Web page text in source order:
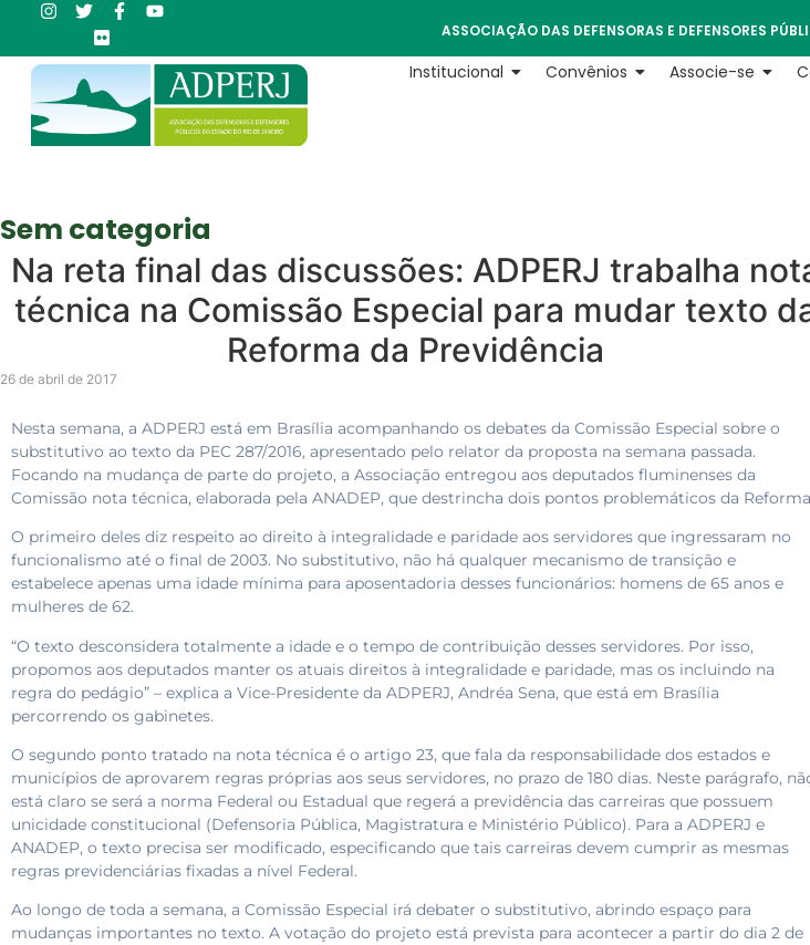
ASSOCIAÇÃO DAS DEFENSORAS E DEFENSORES
Institucional Convênios Associe-se
Sem categoria
Na reta final das discussões: ADPERJ trabalha
técnica na Comissão Especial para mudar texto
Reforma da Previdência
26 de abril de 2017
Nesta semana, a ADPERJ está em Brasília acompanhando os debates da Comissão Especial sobre o
substitutivo ao texto da PEC 287/2016, apresentado pelo relator da proposta na semana passada.
Focando na mudança de parte do projeto, a Associação entregou aos deputados fluminenses da
Comissão nota técnica, elaborada pela ANADEP, que destrincha dois pontos problemáticos da
O primeiro deles diz respeito ao direito à integralidade e paridade aos servidores que ingressaram no
funcionalismo até o final de 2003. No substitutivo, não há qualquer mecanismo de transição e
estabelece apenas uma idade mínima para aposentadoria desses funcionários: homens de 65 anos e
mulheres de 62.
“O texto desconsidera totalmente a idade e o tempo de contribuição desses servidores. Por isso,
propomos aos deputados manter os atuais direitos à integralidade e paridade, mas os incluindo na
regra do pedágio” – explica a Vice-Presidente da ADPERJ, Andréa Sena, que está em Brasília
percorrendo os gabinetes.
O segundo ponto tratado na nota técnica é o artigo 23, que fala da responsabilidade dos estados e
municípios de aprovarem regras próprias aos seus servidores, no prazo de 180 dias. Neste parágrafo,
está claro se será a norma Federal ou Estadual que regerá a previdência das carreiras que possuem
unicidade constitucional (Defensoria Pública, Magistratura e Ministério Público). Para a ADPERJ e
ANADEP, o texto precisa ser modificado, especificando que tais carreiras devem cumprir as mesmas
regras previdenciárias fixadas a nível Federal.
Ao longo de toda a semana, a Comissão Especial irá debater o substitutivo, abrindo espaço para
mudanças importantes no texto. A votação do projeto está prevista para acontecer a partir do dia 2 de